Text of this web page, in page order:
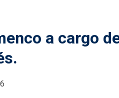
a cargo